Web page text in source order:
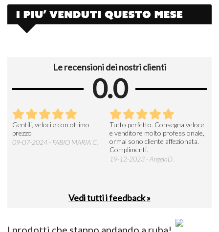
Le recensioni dei nostri clienti
0.0
Gentili, veloci e con ottimo
prezzo
09-07-2024 - FABIO MARIA C.
Tutto perfetto. Consegna veloce
e venditore molto professionale,
ormai sono cliente affezionata.
Complimenti.
19-12-2023 - AngelaD.
Vedi tutti i feedback »
I prodotti che stanno andando a ruba!